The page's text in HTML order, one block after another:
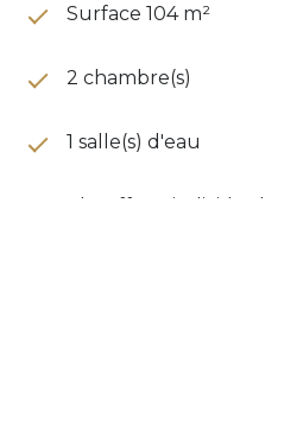
Surface 104 m²
2 chambre(s)
1 salle(s) d'eau
Chauffage individuel :